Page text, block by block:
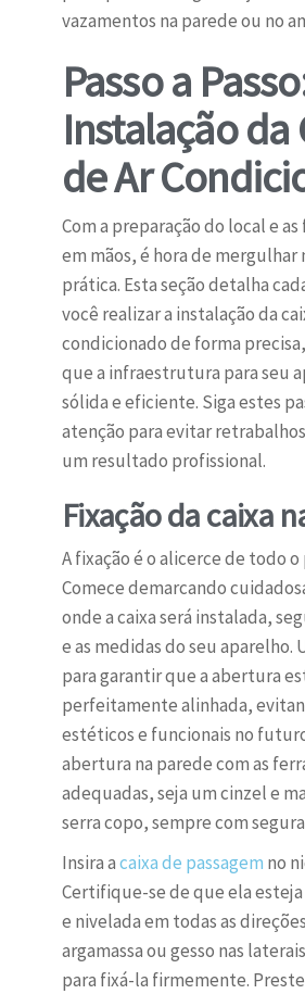
vazamentos na parede ou no
Passo a
Instalação da
de Ar
Com a preparação do local e
em mãos, é hora de mergulhar
prática. Esta seção detalha
você realizar a instalação da
condicionado de forma
que a infraestrutura para seu
sólida e eficiente. Siga estes
atenção para evitar
um resultado profissional.
Fixação da caixa
A fixação é o alicerce de todo o
Comece demarcando
onde a caixa será instalada,
e as medidas do seu
para garantir que a abertura
perfeitamente alinhada,
estéticos e funcionais no
abertura na parede com as
adequadas, seja um cinzel e
serra copo, sempre com
Insira acaixa de passagem no
Certifique-se de que ela
e nivelada em todas as
argamassa ou gesso nas
para fixá-la firmemente.